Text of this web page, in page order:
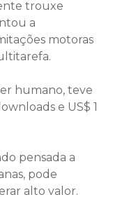
trouxe
a
motoras
humano, teve
e US$ 1
pensada a
pode
alto valor.